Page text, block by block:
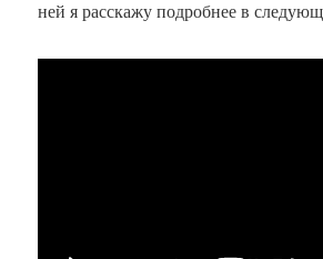
ней я расскажу подробнее в